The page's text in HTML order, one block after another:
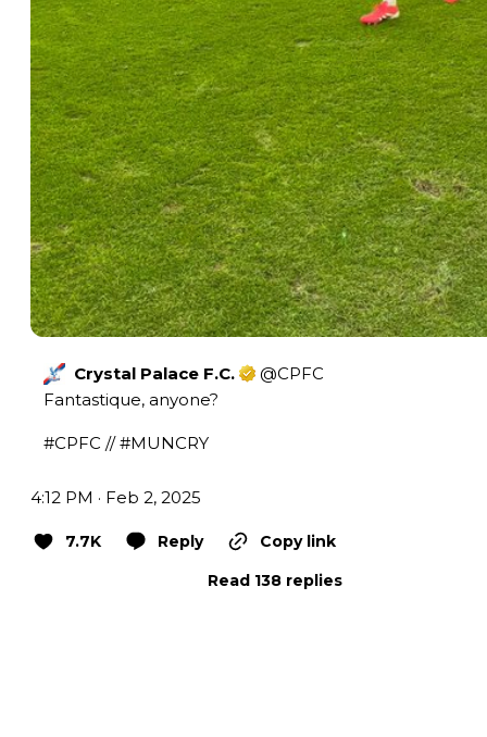
Crystal Palace F.C. @CPFC
Fantastique, anyone?
#CPFC // #MUNCRY
4:12 PM · Feb 2, 2025
7.7K Reply
Copy link
Read 138 replies